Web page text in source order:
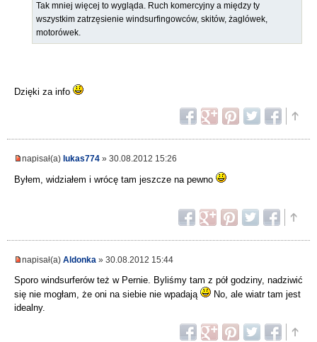
Tak mniej więcej to wygląda. Ruch komercyjny a między ty
wszystkim zatrzęsienie windsurfingowców, skitów, żaglówek,
motorówek.
Dzięki za info
napisał(a) lukas774 » 30.08.2012 15:26
Byłem, widziałem i wrócę tam jeszcze na pewno
napisał(a) Aldonka » 30.08.2012 15:44
Sporo windsurferów też w Pernie. Byliśmy tam z pół godziny, nadziwić
się nie mogłam, że oni na siebie nie wpadają
No, ale wiatr tam jest
idealny.